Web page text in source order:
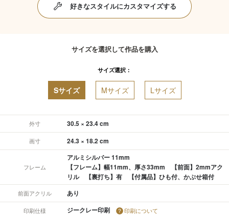
好きなスタイルにカスタマイズする
サイズを選択して作品を購入
サイズ選択：
Sサイズ Mサイズ Lサイズ
外寸 30.5 × 23.4 cm
画寸 24.3 × 18.2 cm
フレーム
アルミシルバー 11mm
【フレーム】幅11mm、厚さ33mm 【前面】2mmアク
リル 【裏打ち】有 【付属品】ひも付、かぶせ箱付
前面アクリル あり
印刷仕様 ジークレー印刷 印刷について